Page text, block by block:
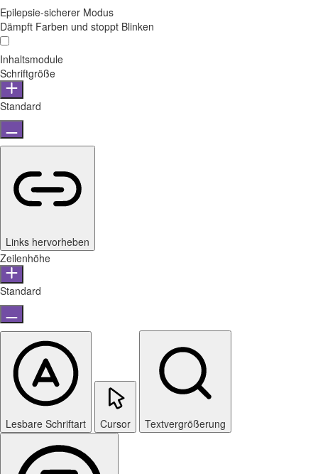
Epilepsie-sicherer Modus
Dämpft Farben und stoppt Blinken
Inhaltsmodule
Schriftgröße
Standard
Links hervorheben
Zeilenhöhe
Standard
Lesbare Schriftart Cursor Textvergrößerung